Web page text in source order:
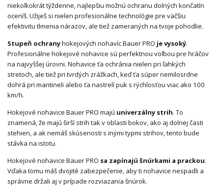
niekoľkokrát týždenne, najlepšiu možnú ochranu dolných končatín
oceníš. Užiješ si nielen profesionálne technológie pre väčšiu
efektivitu tlmenia nárazov, ale tiež zameraných na tvoje pohodlie.
Stupeň ochranyhokejových nohavíc Bauer PRO je vysoký.
Profesionálne hokejové nohavice sú perfektnou voľbou pre hráčov
na najvyššej úrovni. Nohavice ťa ochránia nielen pri ľahkých
stretoch, ale tiež pri tvrdých zrážkach, keď ťa súper nemilosrdne
dohrá pri mantineli alebo ťa nastrelí puk s rýchlosťou viac ako 100
km/h.
Hokejové nohavice Bauer PRO majú univerzálny strih. To
znamená, že majú širší strih tak v oblasti bokov, ako aj dolnej časti
stehien, a ak nemáš skúsenosti s inými typmi strihov, tento bude
stávka na istotu.
Hokejové nohavice Bauer PRO sa zapínajú šnúrkami a prackou.
Vďaka tomu máš dvojité zabezpečenie, aby ti nohavice nespadli a
správne držali aj v prípade rozviazania šnúrok.